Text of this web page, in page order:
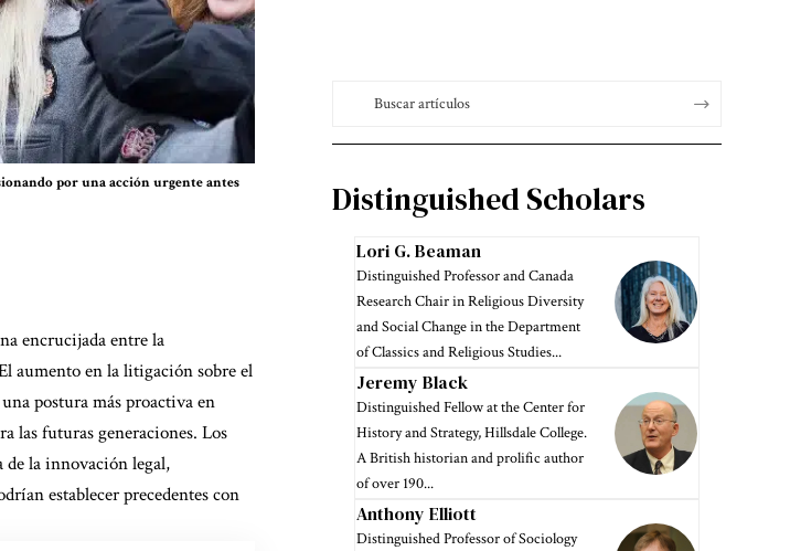
por una acción urgente antes
encrucijada entre la
aumento en la litigación sobre el
postura más proactiva en
lasfuturas generaciones. Los
de la innovación legal,
establecer precedentes con
Distinguished Scholars
Lori G. Beaman
Distinguished Professor and Canada
Research Chair in Religious Diversity
and Social Change in the Department
of Classics and Religious Studies...
Jeremy Black
Distinguished Fellow at the Center for
History and Strategy, Hillsdale College.
A British historian and prolific author
of over 190...
Anthony Elliott
Distinguished Professor of Sociology